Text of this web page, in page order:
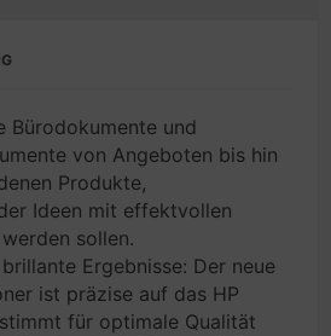
Bürodokumente und
von Angeboten bis hin
Produkte,
Ideen mit effektvollen
sollen.
Ergebnisse: Der neue
ist präzise auf das HP
für optimale Qualität